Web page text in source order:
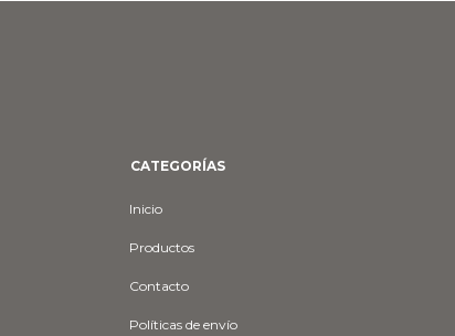
CATEGORÍAS
Inicio
Productos
Contacto
Políticas de envío